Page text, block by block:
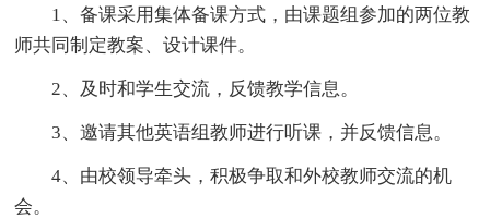
1、备课采用集体备课方式，由课题组参加的两位教
师共同制定教案、设计课件。
2、及时和学生交流，反馈教学信息。
3、邀请其他英语组教师进行听课，并反馈信息。
4、由校领导牵头，积极争取和外校教师交流的机
会。